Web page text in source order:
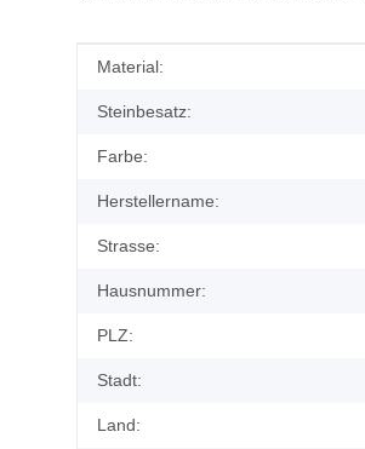
Produkteigenschaft
Wert
Material:
Steinbesatz:
Farbe:
Herstellername:
Strasse:
Hausnummer:
PLZ:
Stadt:
Land: